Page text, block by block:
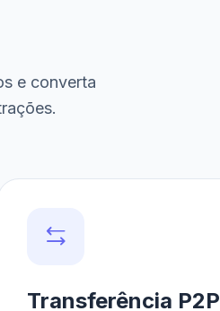
e converta
Transferência P2P